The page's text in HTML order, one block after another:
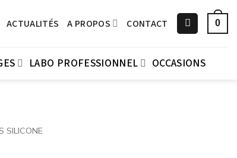
ACTUALITÉS A PROPOS CONTACT 0
LABO PROFESSIONNEL OCCASIONS
SILICONE